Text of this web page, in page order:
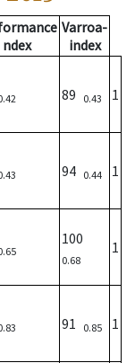
ndex
Varroa-
index
89 0.43 1
94 0.44 1
100
0.68
1
91 0.85 1